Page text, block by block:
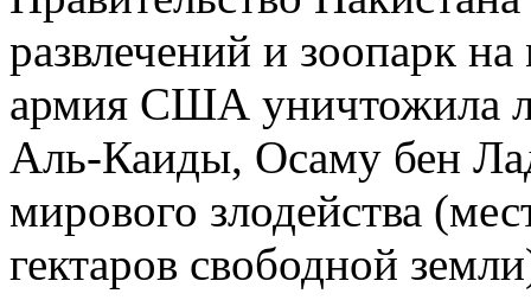
развлечений и зоопарк
армия США уничтожила
Аль-Каиды, Осаму бен
мирового злодейства
гектаров свободной